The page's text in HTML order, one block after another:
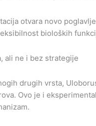
otvara novo
bioloških
ali ne i bez strategije
drugih vrsta,
Ovo je i